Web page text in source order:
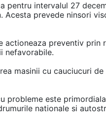
pentru intervalul 27
prevede ninsori
preventiv
nefavorabile.
masinii cu cauciucuri
este
nationale si